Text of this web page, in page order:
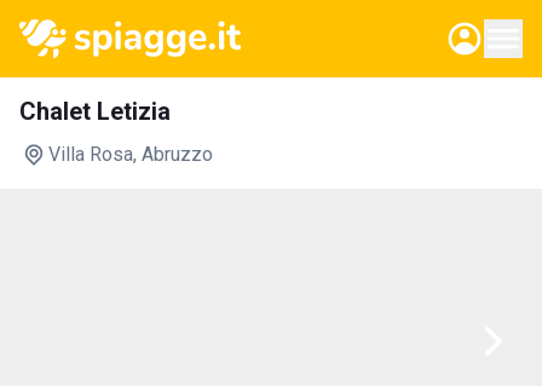
Chalet Letizia
Villa Rosa, Abruzzo